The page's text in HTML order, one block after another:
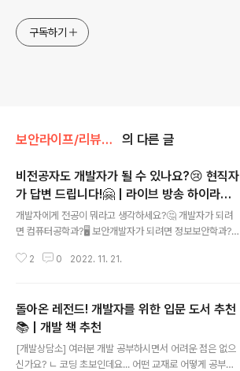
구독하기
보안라이프/리뷰&팁 의 다른 글
비전공자도 개발자가 될 수 있나요?😢 현직자
가 답변 드립니다!🤗 | 라이브 방송 하이라이
트
개발자에게 전공이 뭐라고 생각하세요?🤔 개발자가 되려
면 컴퓨터공학과?🖥️ 보안개발자가 되려면 정보보안학과?
🌱에서 ✨현직 개발자✨가 된 나… 어떻게 보안 개발자로
거의 없으시죠? 조금만 더 알고 쓰면 스마트한 IT생활을 즐
길 수 있습니다. ◈ 컴퓨터, IT 그리고 보안에 대한 이야기
를 쉽고 재미있게 나누고자 합니다 ◈ www.youtube.co
m
2 0 2022. 11. 21.
돌아온 레전드! 개발자를 위한 입문 도서 추천
📚 | 개발 책 추천
[개발상담소] 여러분 개발 공부하시면서 어려운 점은 없으
신가요? ㄴ 코딩 초보인데요... 어떤 교재로 어떻게 공부하